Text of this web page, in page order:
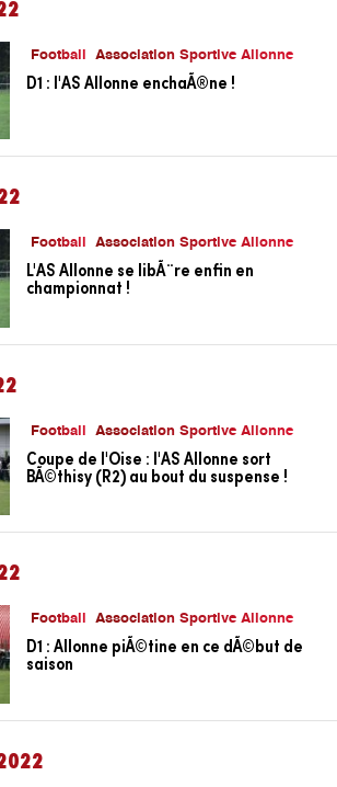
Football Association Sportive Allonne
D1 : l'AS Allonne enchaÃ®ne !
Football Association Sportive Allonne
L'AS Allonne se libÃ¨re enfin en
championnat !
Football Association Sportive Allonne
Coupe de l'Oise : l'AS Allonne sort
BÃ©thisy (R2) au bout du suspense !
Football Association Sportive Allonne
D1 : Allonne piÃ©tine en ce dÃ©but de
saison